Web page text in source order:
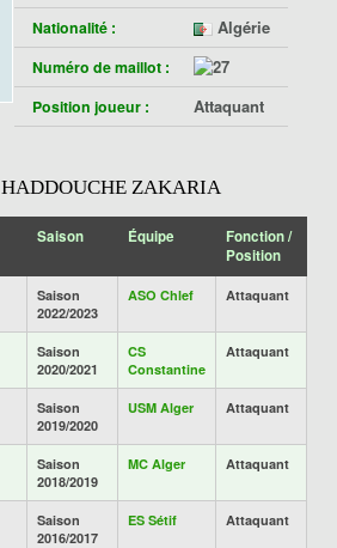
Nationalité : Algérie
Numéro de maillot :
Position joueur :
Attaquant
HADDOUCHE ZAKARIA
Saison Équipe
Fonction /
Position
Saison
2022/2023
ASO Chlef Attaquant
Saison
2020/2021
CS
Constantine
Attaquant
Saison
2019/2020
USM Alger Attaquant
Saison
2018/2019
MC Alger Attaquant
Saison
2016/2017
ES Sétif Attaquant